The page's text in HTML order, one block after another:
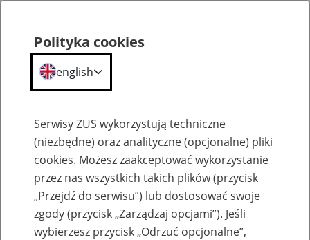
Szkolenia
Polityka cookies
english
Serwisy ZUS wykorzystują techniczne
(niezbędne) oraz analityczne (opcjonalne) pliki
cookies. Możesz zaakceptować wykorzystanie
przez nas wszystkich takich plików (przycisk
„Przejdź do serwisu”) lub dostosować swoje
zgody (przycisk „Zarządzaj opcjami”). Jeśli
wybierzesz przycisk „Odrzuć opcjonalne”,